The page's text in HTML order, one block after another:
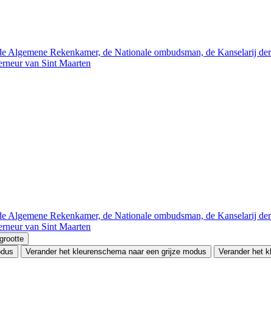
Algemene Rekenkamer, de Nationale ombudsman, de Kanselarij
van Sint Maarten
Algemene Rekenkamer, de Nationale ombudsman, de Kanselarij
van Sint Maarten
Verander het kleurenschema naar een grijze modus
Verander het